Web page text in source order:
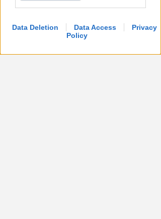
Data Deletion Data Access
Privacy
Policy